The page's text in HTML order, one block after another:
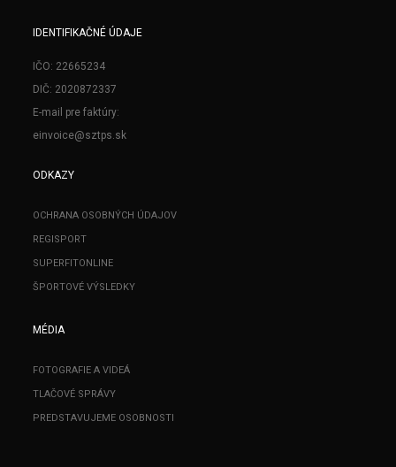
IDENTIFIKAČNÉ ÚDAJE
IČO: 22665234
DIČ: 2020872337
E-mail pre faktúry:
einvoice@sztps.sk
ODKAZY
OCHRANA OSOBNÝCH ÚDAJOV
REGISPORT
SUPERFITONLINE
ŠPORTOVÉ VÝSLEDKY
MÉDIA
FOTOGRAFIE A VIDEÁ
TLAČOVÉ SPRÁVY
PREDSTAVUJEME OSOBNOSTI